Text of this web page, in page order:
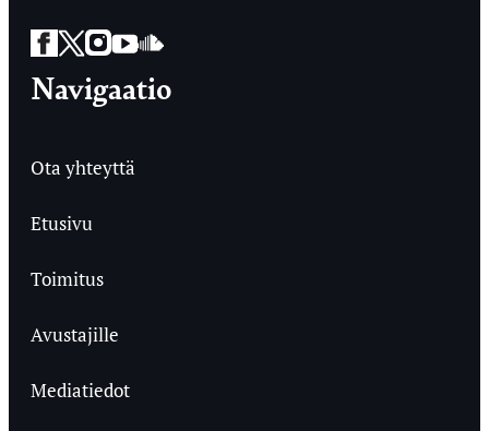
Facebook
Twitter
Instagram
YouTube
SoundCloud
Navigaatio
Ota yhteyttä
Etusivu
Toimitus
Avustajille
Mediatiedot